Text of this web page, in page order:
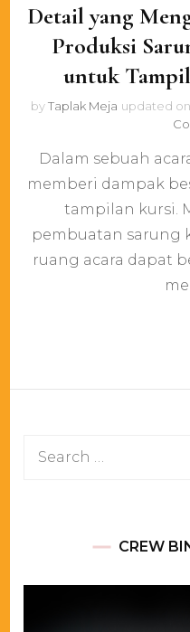
Detail yang
Produksi
untuk
byTaplak Meja updated on
Dalam sebuah
memberi dampak
tampilan kursi.
pembuatan sarung
ruang acara dapat
Search
CREW